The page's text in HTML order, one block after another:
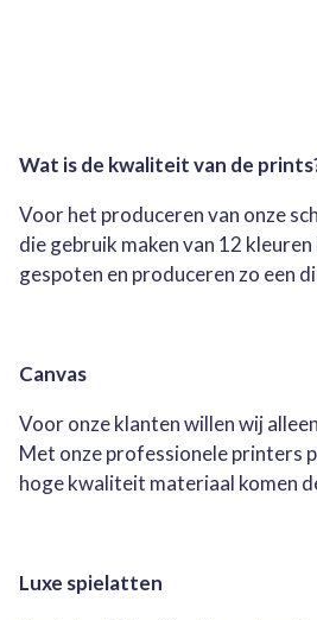
Wat is de kwaliteit van de
Voor het produceren van onze
die gebruik maken van 12
gespoten en produceren zo een
Canvas
Voor onze klanten willen wij
Met onze professionele printers
hoge kwaliteit materiaal komen
Luxe spielatten